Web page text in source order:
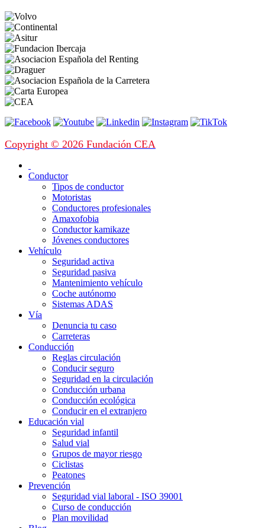
Copyright © 2026 Fundación CEA
Conductor
Tipos de conductor
Motoristas
Conductores profesionales
Amaxofobia
Conductor kamikaze
Jóvenes conductores
Vehículo
Seguridad activa
Seguridad pasiva
Mantenimiento vehículo
Coche autónomo
Sistemas ADAS
Vía
Denuncia tu caso
Carreteras
Conducción
Reglas circulación
Conducir seguro
Seguridad en la circulación
Conducción urbana
Conducción ecológica
Conducir en el extranjero
Educación vial
Seguridad infantil
Salud vial
Grupos de mayor riesgo
Ciclistas
Peatones
Prevención
Seguridad vial laboral - ISO 39001
Curso de conducción
Plan movilidad